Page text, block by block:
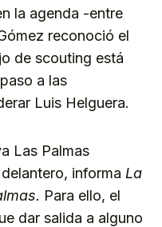
la agenda -entre
reconoció el
de scouting está
a las
Luis Helguera.
Las Palmas
informa La
Para ello, el
dar salida a alguno